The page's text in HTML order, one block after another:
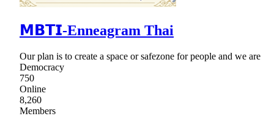
𝗠𝗕𝗧𝗜-Enneagram Thai
Our plan is to create a space or safezone for people and we are
Democracy
750
Online
8,260
Members